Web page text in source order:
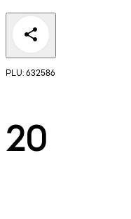
PLU: 632586
20